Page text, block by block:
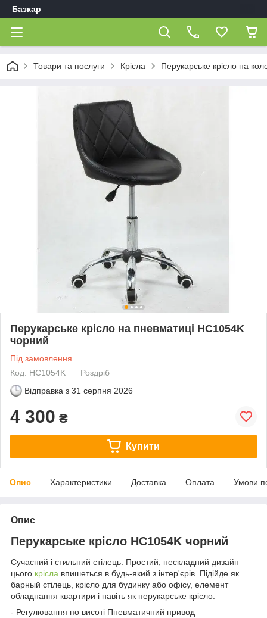
Базкар
Товари та послуги Крісла Перукарське крісло на
Перукарське крісло на пневматиці HC1054K
чорний
Під замовлення
Код: HC1054K
Роздріб
Відправка з 31 серпня 2026
4 300 ₴
Купити
Опис Характеристики Доставка Оплата Умови
Опис
Перукарське крісло HC1054K чорний
Сучасний і стильний стілець. Простий, нескладний дизайн
цього крісла впишеться в будь-який з інтер'єрів. Підійде як
барный стілець, крісло для будинку або офісу, елемент
обладнання квартири і навіть як перукарське крісло.
- Регулювання по висоті Пневматичний привод